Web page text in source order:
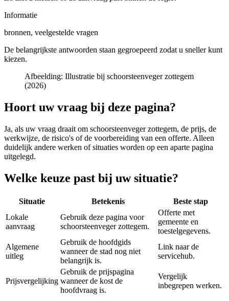
Informatie
bronnen, veelgestelde vragen
De belangrijkste antwoorden staan gegroepeerd zodat u sneller kunt
kiezen.
Afbeelding: Illustratie bij schoorsteenveger zottegem
(2026)
Hoort uw vraag bij deze pagina?
Ja, als uw vraag draait om schoorsteenveger zottegem, de prijs, de
werkwijze, de risico's of de voorbereiding van een offerte. Alleen
duidelijk andere werken of situaties worden op een aparte pagina
uitgelegd.
Welke keuze past bij uw situatie?
Situatie Betekenis
Beste stap
Lokale
aanvraag
Gebruik deze pagina voor
schoorsteenveger zottegem.
Offerte met
gemeente en
toestelgegevens.
Algemene
uitleg
Gebruik de hoofdgids
wanneer de stad nog niet
belangrijk is.
Link naar de
servicehub.
Prijsvergelijking
Gebruik de prijspagina
wanneer de kost de
hoofdvraag is.
Vergelijk
inbegrepen werken.